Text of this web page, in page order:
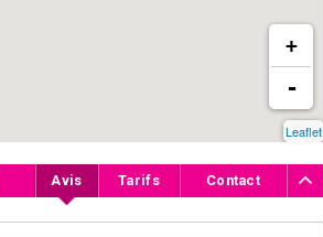
+
-
Leaflet
Avis Tarifs Contact